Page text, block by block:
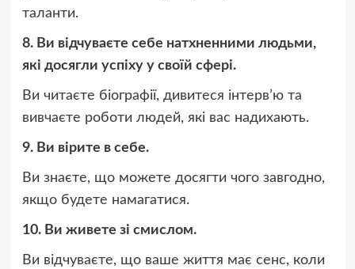
таланти.
8. Ви відчуваєте себе натхненними людьми,
які досягли успіху у своїй сфері.
Ви читаєте біографії, дивитеся інтерв’ю та
вивчаєте роботи людей, які вас надихають.
9. Ви вірите в себе.
Ви знаєте, що можете досягти чого завгодно,
якщо будете намагатися.
10. Ви живете зі смислом.
Ви відчуваєте, що ваше життя має сенс, коли